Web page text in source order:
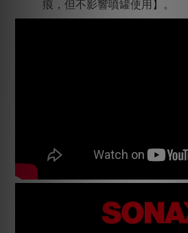
痕，但不影響噴罐使用】。